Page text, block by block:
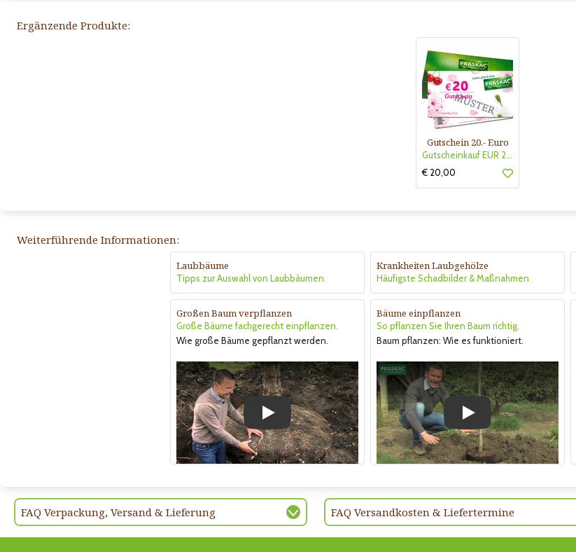
Ergänzende Produkte:
Gutschein 20.- Euro
Gutscheinkauf EUR 20.-
€ 20,00
Weiterführende Informationen:
Laubbäume
Tipps zur Auswahl von Laubbäumen.
Krankheiten Laubgehölze
Häufigste Schadbilder & Maßnahmen
Großen Baum verpflanzen
Große Bäume fachgerecht einpflanzen.
Wie große Bäume gepflanzt werden.
Play
Bäume einpflanzen
So pflanzen Sie Ihren Baum richtig.
Baum pflanzen: Wie es funktioniert.
Play
FAQ Verpackung, Versand & Lieferung FAQ Versandkosten & Liefertermine